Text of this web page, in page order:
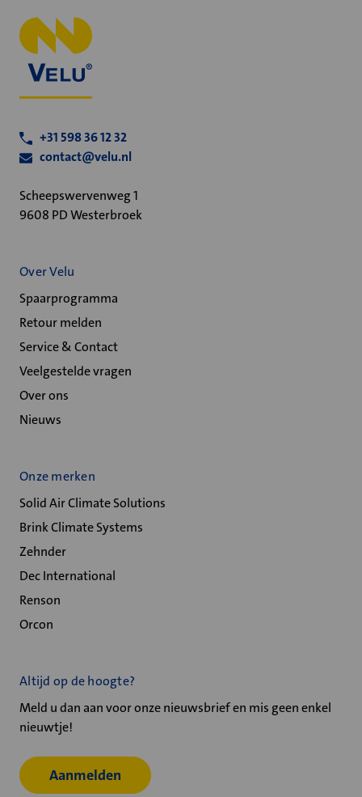
+31 598 36 12 32
contact@velu.nl
Scheepswervenweg 1
9608 PD Westerbroek
Over Velu
Spaarprogramma
Retour melden
Service & Contact
Veelgestelde vragen
Over ons
Nieuws
Onze merken
Solid Air Climate Solutions
Brink Climate Systems
Zehnder
Dec International
Renson
Orcon
Altijd op de hoogte?
Meld u dan aan voor onze nieuwsbrief en mis geen enkel
nieuwtje!
Aanmelden